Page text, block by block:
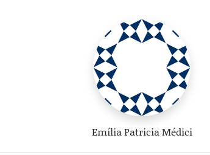
Emília Patricia Médici